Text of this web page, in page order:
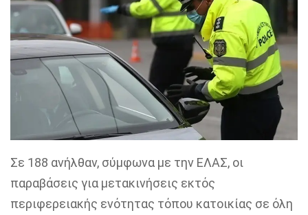
Σε 188 ανήλθαν, σύμφωνα με την ΕΛΑΣ, οι
παραβάσεις για μετακινήσεις εκτός
περιφερειακής ενότητας τόπου κατοικίας σε όλη